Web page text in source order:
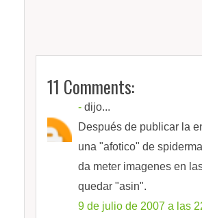
11 Comments:
- dijo...
Después de publicar la
una "afotico" de
da meter imagenes en
quedar "asin".
9 de julio de 2007 a las